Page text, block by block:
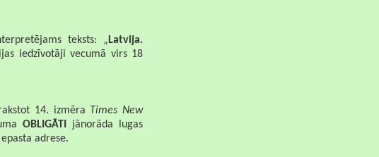
teksts: „ Latvija.
iedzīvotāji vecumā virs 18
14. izmēra Times New
OBLIGĀTI
jānorāda lugas
adrese.